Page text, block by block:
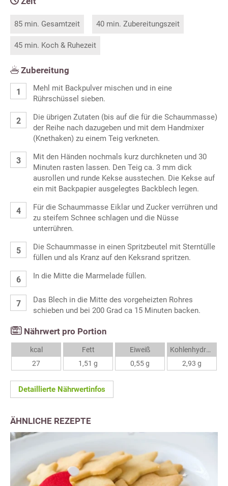
85 min. Gesamtzeit 40 min. Zubereitungszeit
45 min. Koch & Ruhezeit
Zubereitung
Mehl mit Backpulver mischen und in eine
Rührschüssel sieben.
Die übrigen Zutaten (bis auf die für die Schaummasse)
der Reihe nach dazugeben und mit dem Handmixer
(Knethaken) zu einem Teig verkneten.
Mit den Händen nochmals kurz durchkneten und 30
Minuten rasten lassen. Den Teig ca. 3 mm dick
ausrollen und runde Kekse ausstechen. Die Kekse auf
ein mit Backpapier ausgelegtes Backblech legen.
Für die Schaummasse Eiklar und Zucker verrühren und
zu steifem Schnee schlagen und die Nüsse
unterrühren.
Die Schaummasse in einen Spritzbeutel mit Sterntülle
füllen und als Kranz auf den Keksrand spritzen.
In die Mitte die Marmelade füllen.
Das Blech in die Mitte des vorgeheizten Rohres
schieben und bei 200 Grad ca 15 Minuten backen.
Nährwert pro Portion
kcal
27
Fett
1,51 g
Eiweiß
0,55 g
Kohlenhydrate
2,93 g
Detaillierte Nährwertinfos
ÄHNLICHE REZEPTE